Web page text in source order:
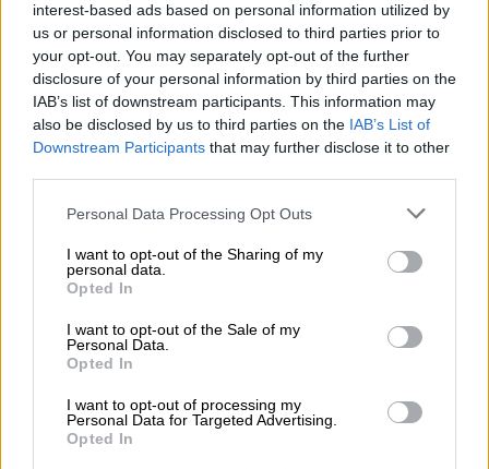
interest-based ads based on personal information utilized by
us or personal information disclosed to third parties prior to
your opt-out. You may separately opt-out of the further
disclosure of your personal information by third parties on the
IAB’s list of downstream participants. This information may
also be disclosed by us to third parties on the IAB’s List of
Downstream Participants that may further disclose it to other
Please note that this website/app uses one or more Google
not limited to your visit or usage behaviour. You may click to
grant or deny consent to Google and its third-party tags to
use your data for below specified purposes in below Google
consent section.
Personal Data Processing Opt Outs
I want to opt-out of the Sharing of my
personal data.
Opted In
I want to opt-out of the Sale of my
Personal Data.
Opted In
I want to opt-out of processing my
Personal Data for Targeted Advertising.
Opted In
Ελλάδα|05.07.2026 22:28
Αυτά καλό είναι να μην γίνονται:
Μεθυσμένη κουμπάρα διέκοψε γάμο στο
Κορωπί... και φίλησε τον ιερέα
Πρωτοφανές περιστατικό και μεγάλη